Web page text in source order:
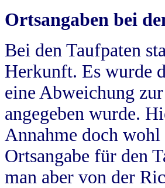
Ortsangaben bei
Bei den Taufpaten
Herkunft. Es wurde
eine Abweichung
angegeben wurde.
Annahme doch
Ortsangabe für den
man aber von der